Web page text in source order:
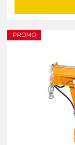
PROMO